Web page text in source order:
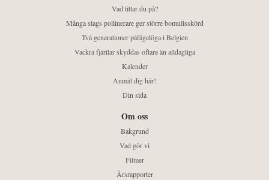
Vad tittar du på?
Många slags pollinerare ger större bomullsskörd
Två generationer påfågelöga i Belgien
Vackra fjärilar skyddas oftare än alldagliga
Kalender
Anmäl dig här!
Din sida
Om oss
Bakgrund
Vad gör vi
Filmer
Årsrapporter